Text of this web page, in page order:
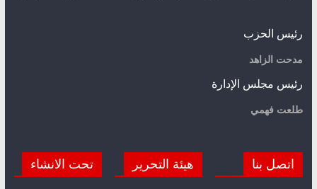
رئيس الحزب
مدحت الزاهد
رئيس مجلس الإدارة
طلعت فهمي
اتصل بنا هيئة التحرير تحت الانشاء